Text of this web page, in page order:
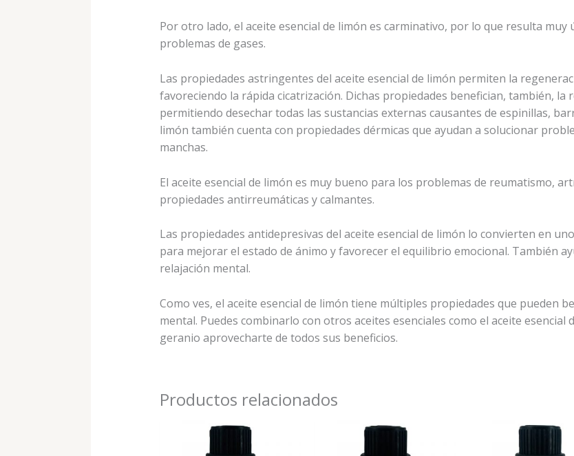
Por otro lado, el aceite esencial de limón es carminativo, por lo que resulta
problemas de gases.
Las propiedades astringentes del aceite esencial de limón permiten la
favoreciendo la rápida cicatrización. Dichas propiedades benefician, también,
permitiendo desechar todas las sustancias externas causantes de espinillas,
limón también cuenta con propiedades dérmicas que ayudan a solucionar
manchas.
El aceite esencial de limón es muy bueno para los problemas de reumatismo,
propiedades antirreumáticas y calmantes.
Las propiedades antidepresivas del aceite esencial de limón lo convierten en
para mejorar el estado de ánimo y favorecer el equilibrio emocional. También
relajación mental.
Como ves, el aceite esencial de limón tiene múltiples propiedades que pueden
mental. Puedes combinarlo con otros aceites esenciales como el aceite esencial
geranio aprovecharte de todos sus beneficios.
Productos relacionados